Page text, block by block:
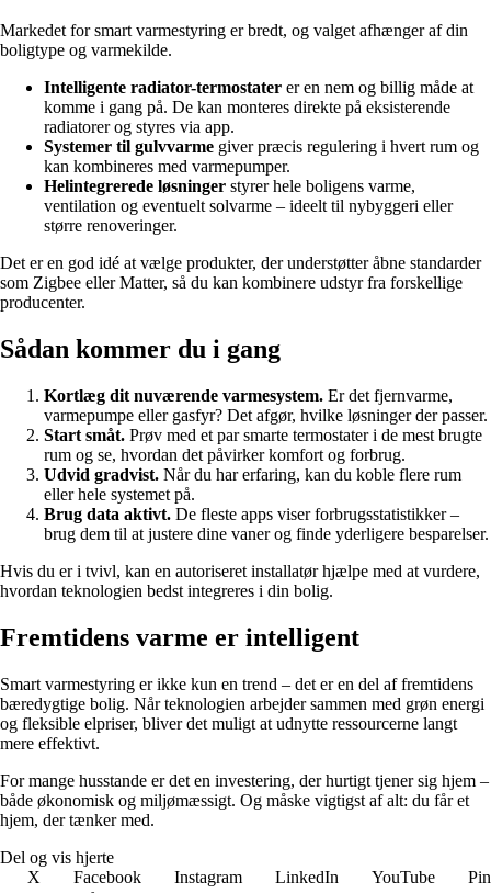
Markedet for smart varmestyring er bredt, og valget afhænger af din
boligtype og varmekilde.
Intelligente radiator-termostater er en nem og billig måde at
komme i gang på. De kan monteres direkte på eksisterende
radiatorer og styres via app.
Systemer til gulvvarme giver præcis regulering i hvert rum og
kan kombineres med varmepumper.
Helintegrerede løsninger styrer hele boligens varme,
ventilation og eventuelt solvarme – ideelt til nybyggeri eller
større renoveringer.
Det er en god idé at vælge produkter, der understøtter åbne standarder
som Zigbee eller Matter, så du kan kombinere udstyr fra forskellige
producenter.
Sådan kommer du i gang
Kortlæg dit nuværende varmesystem. Er det fjernvarme,
varmepumpe eller gasfyr? Det afgør, hvilke løsninger der passer.
Start småt. Prøv med et par smarte termostater i de mest brugte
rum og se, hvordan det påvirker komfort og forbrug.
Udvid gradvist. Når du har erfaring, kan du koble flere rum
eller hele systemet på.
Brug data aktivt. De fleste apps viser forbrugsstatistikker –
brug dem til at justere dine vaner og finde yderligere besparelser.
Hvis du er i tvivl, kan en autoriseret installatør hjælpe med at vurdere,
hvordan teknologien bedst integreres i din bolig.
Fremtidens varme er intelligent
Smart varmestyring er ikke kun en trend – det er en del af fremtidens
bæredygtige bolig. Når teknologien arbejder sammen med grøn energi
og fleksible elpriser, bliver det muligt at udnytte ressourcerne langt
mere effektivt.
For mange husstande er det en investering, der hurtigt tjener sig hjem –
både økonomisk og miljømæssigt. Og måske vigtigst af alt: du får et
hjem, der tænker med.
Del og vis hjerte
X
Facebook Instagram LinkedIn YouTube